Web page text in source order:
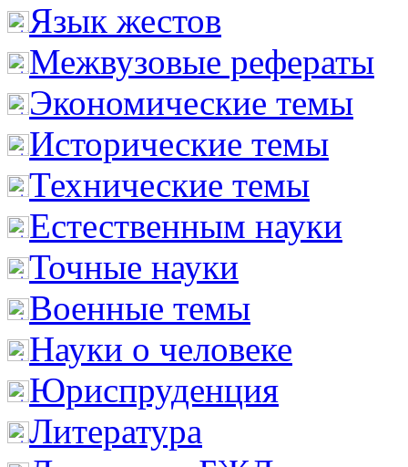
Язык жестов
Межвузовые рефераты
Экономические темы
Исторические темы
Технические темы
Естественным науки
Точные науки
Военные темы
Науки о человеке
Юриспруденция
Литература